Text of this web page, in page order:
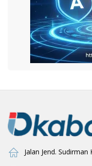
Jalan Jend.